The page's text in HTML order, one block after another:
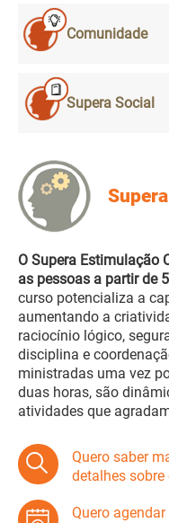
Comunidade
Supera Social
O Supera Estimulação
as pessoas a partir de
curso potencializa a
aumentando a
raciocínio lógico,
disciplina e
ministradas uma vez
duas horas, são
atividades que
Quero saber
detalhes sobre
Quero agendar